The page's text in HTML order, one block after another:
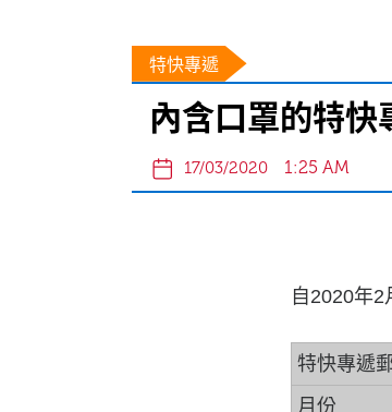
特快專遞
內含口罩的特快
17/03/2020 1:25 AM
自2020年
特快專遞
月份